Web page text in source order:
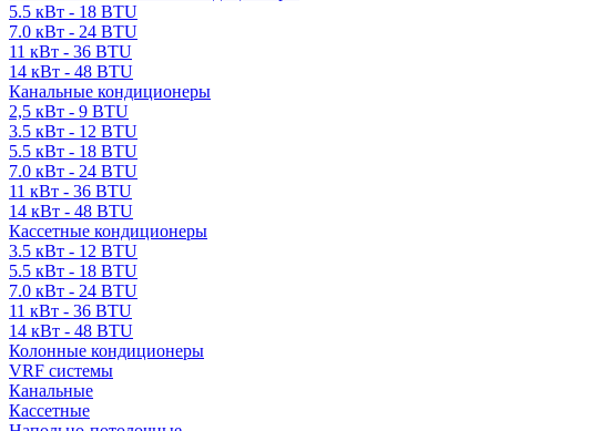
5.5 кВт - 18 BTU
7.0 кВт - 24 BTU
11 кВт - 36 BTU
14 кВт - 48 BTU
Канальные кондиционеры
2,5 кВт - 9 BTU
3.5 кВт - 12 BTU
5.5 кВт - 18 BTU
7.0 кВт - 24 BTU
11 кВт - 36 BTU
14 кВт - 48 BTU
Кассетные кондиционеры
3.5 кВт - 12 BTU
5.5 кВт - 18 BTU
7.0 кВт - 24 BTU
11 кВт - 36 BTU
14 кВт - 48 BTU
Колонные кондиционеры
VRF системы
Канальные
Кассетные